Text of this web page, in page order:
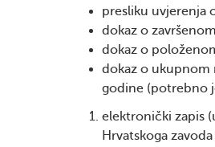
presliku uvjerenja
dokaz o
dokaz o
dokaz o ukupnom
godine (potrebno
elektronički zapis
Hrvatskoga